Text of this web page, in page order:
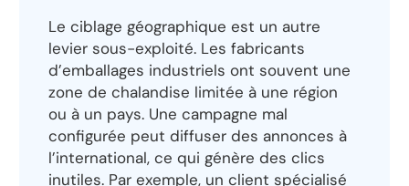
Le ciblage géographique est un autre
levier sous-exploité. Les fabricants
d’emballages industriels ont souvent une
zone de chalandise limitée à une région
ou à un pays. Une campagne mal
configurée peut diffuser des annonces à
l’international, ce qui génère des clics
inutiles. Par exemple, un client spécialisé